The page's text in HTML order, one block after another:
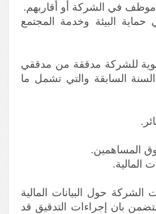
موظف في الشركة أو أقاربهم.
البيئة وخدمة المجتمع
للشركة مدققة من مدققي
السابقة والتي تشمل ما
المساهمين.
المالية.
حول البيانات المالية
بان إجراءات التدقيق قد